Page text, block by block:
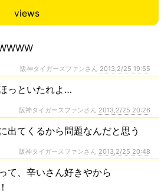
views
阪神タイガースファンさん 2013,2/25 19:55
っといたれよ…
阪神タイガースファンさん 2013,2/25 20:26
出てくるから問題なんだと思う
阪神タイガースファンさん 2013,2/25 20:48
て、辛いさん好きやから